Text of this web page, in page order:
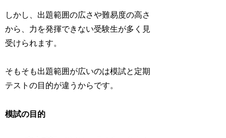
しかし、出題範囲の広さや難易度の高さ
から、力を発揮できない受験生が多く見
受けられます。
そもそも出題範囲が広いのは模試と定期
テストの目的が違うからです。
模試の目的